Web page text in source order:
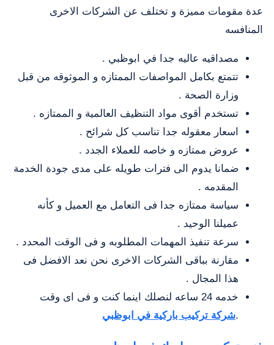
عدة مقومات مميزة و تختلف عن الشركات الاخرى
المنافسه
مصداقيه عاليه جدا في ابوظبي .
تتمتع بكامل المواصفات الممتازه و الموثوقه من قبل
وزارة الصحة .
تستخدم أقوى مواد التنظيف العالمية و الممتازه .
اسعار معقوله جدا تناسب كل شرائح .
عروض ممتازه و خاصه للعملاء الجدد .
ضمانا يدوم الى فترات طويله على مدى جودة الخدمة
المقدمه .
سياسة ممتازه جدا فى التعامل مع العميل و كأنه
عميلنا الوحيد .
سرعة تنفيذ المهمات المطلوبه و فى الوقت المحدد .
مقارنة بباقى الشركات الاخرى نحن نعد الافضل فى
هذا المجال .
خدمه 24 ساعه لنصلك اينما كنت و فى اى وقت
.شركة تركيب باركية في ابوظبي